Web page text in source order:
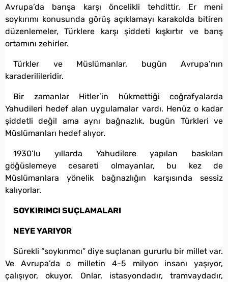
Avrupa’da barışa karşı öncelikli tehdittir. Er meni
soykırımı konusunda görüş açıklamayı karakolda bitiren
düzenlemeler, Türklere karşı şiddeti kışkırtır ve barış
ortamını zehirler.
Türkler ve Müslümanlar, bugün Avrupa’nın
karaderilileridir.
Bir zamanlar Hitler’in hükmettiği coğrafyalarda
Yahudileri hedef alan uygulamalar vardı. Henüz o kadar
şiddetli değil ama aynı bağnazlık, bugün Türkleri ve
Müslümanları hedef alıyor.
1930’lu yıllarda Yahudilere yapılan baskıları
göğüslemeye cesareti olmayanlar, bu kez de
Müslümanlara yönelik bağnazlığın karşısında sessiz
kalıyorlar.
SOYKIRIMCI SUÇLAMALARI
NEYE YARIYOR
Sürekli “soykırımcı” diye suçlanan gururlu bir millet var.
Ve Avrupa’da o milletin 4-5 milyon insanı yaşıyor,
çalışıyor, okuyor. Onlar, istasyondadır, tramvaydadır,